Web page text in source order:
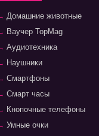
Домашние животные
Ваучер TopMag
Аудиотехника
Наушники
Смартфоны
Смарт часы
Кнопочные телефоны
Умные очки